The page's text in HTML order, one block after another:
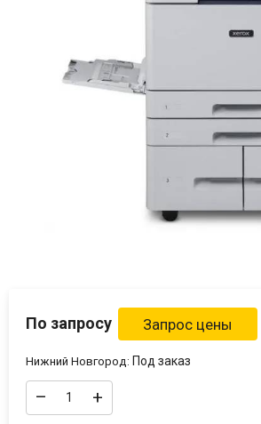
По запросу
Нижний Новгород: Под заказ
– +